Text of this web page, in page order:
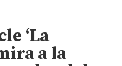
‘La
a la